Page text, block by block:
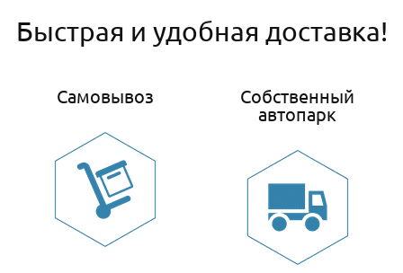
Быстрая и удобная доставка!
Самовывоз
Собственный
автопарк